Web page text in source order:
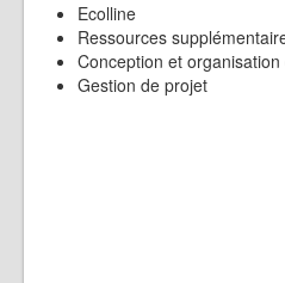
Ecolline
Ressources
Conception et
Gestion de projet